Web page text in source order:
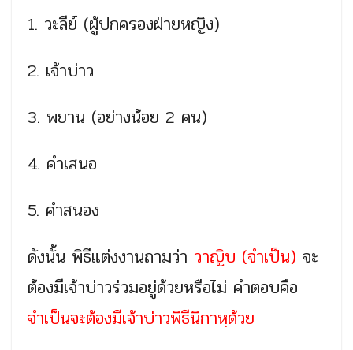
1. วะลีย์ (ผู้ปกครองฝ่ายหญิง)
2. เจ้าบ่าว
3. พยาน (อย่างน้อย 2 คน)
4. คำเสนอ
5. คำสนอง
ดังนั้น พิธีแต่งงานถามว่า วาญิบ (จำเป็น) จะ
ต้องมีเจ้าบ่าวร่วมอยู่ด้วยหรือไม่ คำตอบคือ
จำเป็นจะต้องมีเจ้าบ่าวพิธีนิกาหฺด้วย